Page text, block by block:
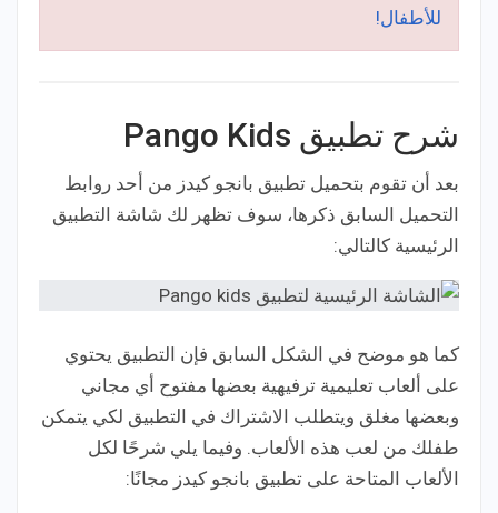
للأطفال!
شرح تطبيق Pango Kids
بعد أن تقوم بتحميل تطبيق بانجو كيدز من أحد روابط
التحميل السابق ذكرها، سوف تظهر لك شاشة التطبيق
الرئيسية كالتالي:
كما هو موضح في الشكل السابق فإن التطبيق يحتوي
على ألعاب تعليمية ترفيهية بعضها مفتوح أي مجاني
وبعضها مغلق ويتطلب الاشتراك في التطبيق لكي يتمكن
طفلك من لعب هذه الألعاب. وفيما يلي شرحًا لكل
الألعاب المتاحة على تطبيق بانجو كيدز مجانًا: